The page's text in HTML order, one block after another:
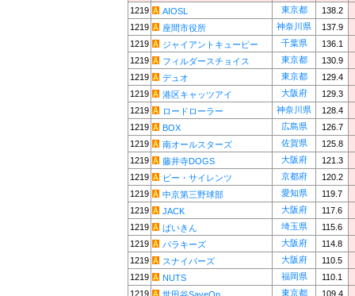
1219
AIOSL 東京都
138.2
1219
座間市役所 神奈川県
137.9
1219
ジャイアントキューピー 千葉県
136.1
1219
フィルダースチョイス 東京都
130.9
1219
デュオ 東京都
129.4
1219
港区キャッツアイ 大阪府
129.3
1219
ロードローラー 神奈川県
128.4
1219
BOX 広島県
126.7
1219
南オールスターズ 佐賀県
125.8
1219
藤井寺DOGS 大阪府
121.3
1219
ビー・サイレンツ 京都府
120.2
1219
中京第三野球部 愛知県
119.7
1219
JACK 大阪府
117.6
1219
ばいきん 埼玉県
115.6
1219
パラキーズ 大阪府
114.8
1219
スナイパーズ 大阪府
110.5
1219
NUTS 福岡県
110.1
1219
東京都
109.4